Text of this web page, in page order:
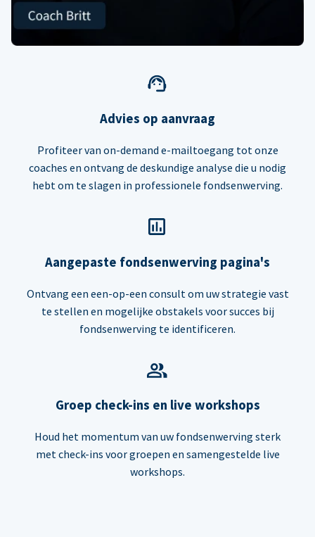
Advies op aanvraag
Profiteer van on-demand e-mailtoegang tot onze
coaches en ontvang de deskundige analyse die u nodig
hebt om te slagen in professionele fondsenwerving.
Aangepaste fondsenwerving pagina's
Ontvang een een-op-een consult om uw strategie vast
te stellen en mogelijke obstakels voor succes bij
fondsenwerving te identificeren.
Groep check-ins en live workshops
Houd het momentum van uw fondsenwerving sterk
met check-ins voor groepen en samengestelde live
workshops.